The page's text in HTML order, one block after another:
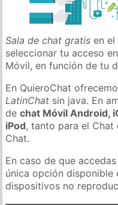
Sala de chat gratis en el
seleccionar tu acceso
Móvil, en función de tu
En QuieroChat
LatinChat sin java. En
dechat Móvil Android,
iPod, tanto para el Chat
Chat.
En caso de que
única opción disponible
dispositivos no